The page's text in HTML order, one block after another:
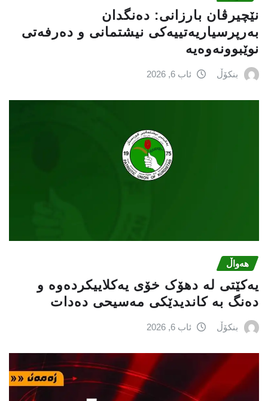
نێچيرڤان بارزانى: دەنگدان
بەرپرسیاريه‌تییەکی نیشتمانى و دەرفەتی
نوێبوونەوەیە
بنکۆڵ ئاب 6, 2026
هەواڵ
یەکێتی لە دهۆک خۆی یەکلاییکردەوە و
دەنگ بە کاندیدێکی مەسیحی دەدات
بنکۆڵ ئاب 6, 2026